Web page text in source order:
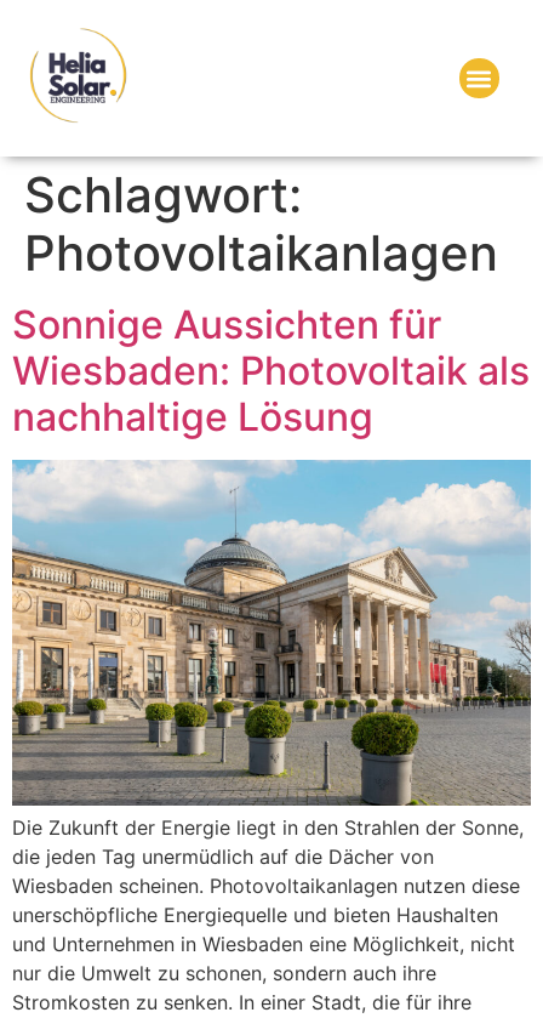
Schlagwort:
Photovoltaikanlagen
Sonnige Aussichten für
Wiesbaden: Photovoltaik als
nachhaltige Lösung
Die Zukunft der Energie liegt in den Strahlen der Sonne,
die jeden Tag unermüdlich auf die Dächer von
Wiesbaden scheinen. Photovoltaikanlagen nutzen diese
unerschöpfliche Energiequelle und bieten Haushalten
und Unternehmen in Wiesbaden eine Möglichkeit, nicht
nur die Umwelt zu schonen, sondern auch ihre
Stromkosten zu senken. In einer Stadt, die für ihre